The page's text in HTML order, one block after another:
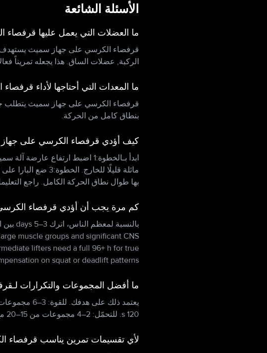
الأسئلة الشائعة
ما العضلات التي يعمل عليها
قرفصاء الكرسي على جهاز سميث يستهدف
الركبة, عضلات الساق. هذا يجعله تمريناً
ما المعدات التي أحتاجها لأداء
قرفصاء الكرسي على جهاز سميث يتطلب
بنطاق كامل من الحركة.
كيف أؤدي قرفصاء الكرسي على
مائلة قليلًا
بها طوال نطاق الحركة الكامل. راجع
كم مرة يجب أن أؤدي قرفصاء
muscle groups and significant CNS
lifters need a full 96+ h for true
on squat or deadlift patterns.
ما أفضل المجموعات والتكرارات
120 s. للتحمّل: 2–4 مجموعات من 15–20 مع راحة 30–60 s.
لأي تقسيمات تمرين يناسب قرفصاء